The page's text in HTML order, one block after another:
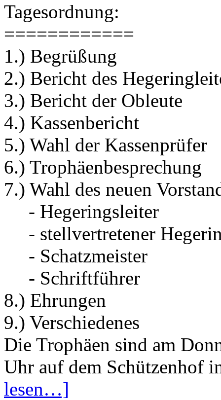
Tagesordnung:
============
1.) Begrüßung
2.) Bericht des
3.) Bericht der Obleute
4.) Kassenbericht
5.) Wahl der Kassenprüfer
6.) Trophäenbesprechung
7.) Wahl des neuen
- Hegeringsleiter
- stellvertretener
- Schatzmeister
- Schriftführer
8.) Ehrungen
9.) Verschiedenes
Die Trophäen sind am
Uhr auf dem Schützenhof
lesen…]